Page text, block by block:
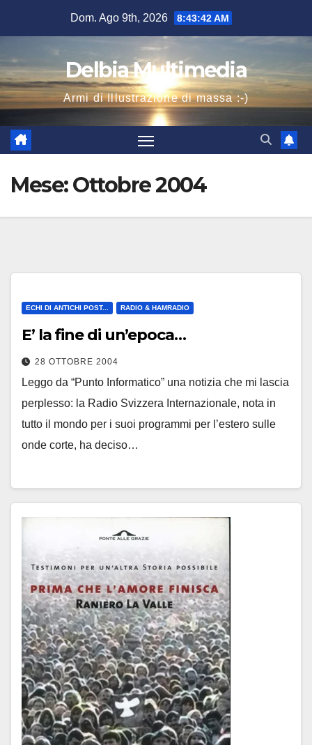
Dom. Ago 9th, 2026 8:43:43 AM
Delbia Multimedia
Armi di Illustrazione di massa :-)
Mese:Ottobre 2004
ECHI DI ANTICHI POST... RADIO & HAMRADIO
E’ la fine di un’epoca…
28 OTTOBRE 2004
Leggo da “Punto Informatico” una notizia che mi lascia
perplesso: la Radio Svizzera Internazionale, nota in
tutto il mondo per i suoi programmi per l’estero sulle
onde corte, ha deciso…